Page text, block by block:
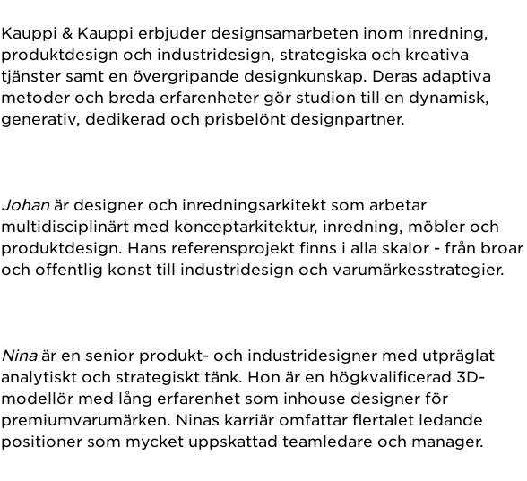
Kauppi & Kauppi erbjuder designsamarbeten inom inredning,
produktdesign och industridesign, strategiska och kreativa
tjänster samt en övergripande designkunskap. Deras adaptiva
metoder och breda erfarenheter gör studion till en dynamisk,
generativ, dedikerad och prisbelönt designpartner.
Johanär designer och inredningsarkitekt som arbetar
multidisciplinärt med konceptarkitektur, inredning, möbler och
produktdesign. Hans referensprojekt finns i alla skalor - från broar
och offentlig konst till industridesign och varumärkesstrategier.
Ninaär en senior produkt- och industridesigner med utpräglat
analytiskt och strategiskt tänk. Hon är en högkvalificerad 3D-
modellör med lång erfarenhet som inhouse designer för
premiumvarumärken. Ninas karriär omfattar flertalet ledande
positioner som mycket uppskattad teamledare och manager.